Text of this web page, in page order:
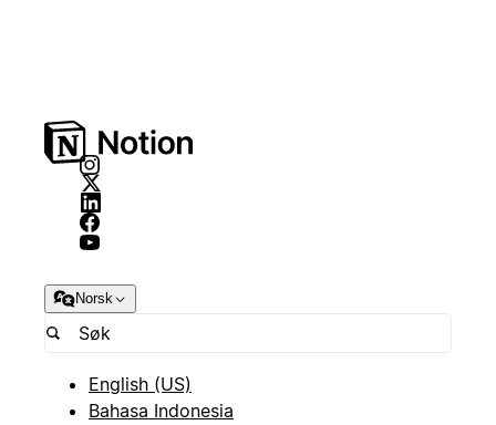
Norsk
English (US)
Bahasa Indonesia